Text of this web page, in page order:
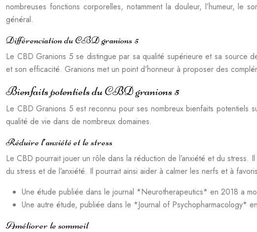
nombreuses fonctions corporelles, notamment la douleur, l’humeur,
général.
Différenciation du CBD granions 5
Le CBD Granions 5 se distingue par sa qualité supérieure et sa source
et son efficacité. Granions met un point d’honneur à proposer des
Bienfaits potentiels du CBD granions 5
Le CBD Granions 5 est reconnu pour ses nombreux bienfaits potentiels
qualité de vie dans de nombreux domaines.
Réduire l’anxiété et le stress
Le CBD pourrait jouer un rôle dans la réduction de l’anxiété et du
du stress et de l’anxiété. Il pourrait ainsi aider à calmer les nerfs et à
Une étude publiée dans le journal *Neurotherapeutics* en 2018 a
Une autre étude, publiée dans le *Journal of Psychopharmacology*
Améliorer le sommeil